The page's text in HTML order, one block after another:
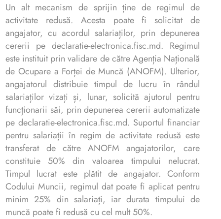
Un alt mecanism de sprijin ține de regimul de
activitate redusă. Acesta poate fi solicitat de
angajator, cu acordul salariaților, prin depunerea
cererii pe declaratie-electronica.fisc.md. Regimul
este instituit prin validare de către Agenția Națională
de Ocupare a Forței de Muncă (ANOFM). Ulterior,
angajatorul distribuie timpul de lucru în rândul
salariaților vizați și, lunar, solicită ajutorul pentru
funcționarii săi, prin depunerea cererii automatizate
pe declaratie-electronica.fisc.md. Suportul financiar
pentru salariații în regim de activitate redusă este
transferat de către ANOFM angajatorilor, care
constituie 50% din valoarea timpului nelucrat.
Timpul lucrat este plătit de angajator. Conform
Codului Muncii, regimul dat poate fi aplicat pentru
minim 25% din salariați, iar durata timpului de
muncă poate fi redusă cu cel mult 50%.